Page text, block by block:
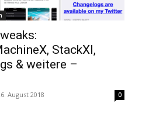
StackXI,
& weitere –
August 2018 0